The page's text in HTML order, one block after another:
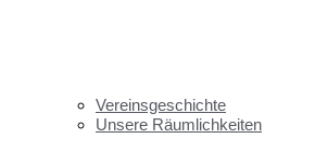
Vereinsgeschichte
Unsere Räumlichkeiten